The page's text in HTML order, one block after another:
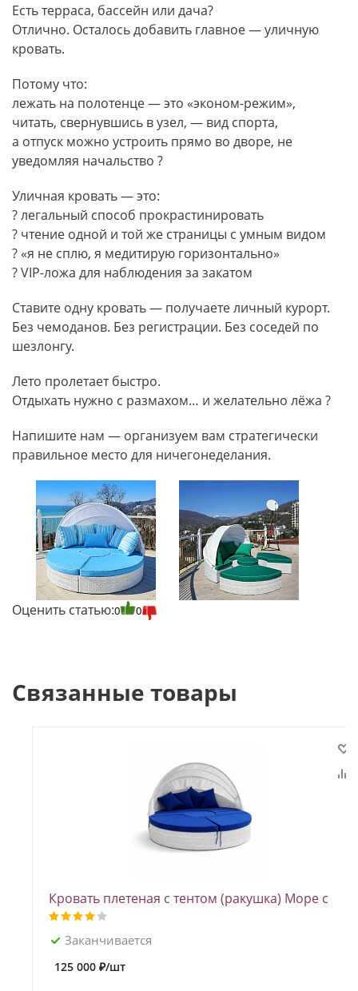
Есть терраса, бассейн или дача?
Отлично. Осталось добавить главное — уличную
кровать.
Потому что:
лежать на полотенце — это «эконом-режим»,
читать, свернувшись в узел, — вид спорта,
а отпуск можно устроить прямо во дворе, не
уведомляя начальство ?
Уличная кровать — это:
? легальный способ прокрастинировать
? чтение одной и той же страницы с умным видом
? «я не сплю, я медитирую горизонтально»
? VIP-ложа для наблюдения за закатом
Ставите одну кровать — получаете личный курорт.
Без чемоданов. Без регистрации. Без соседей по
шезлонгу.
Лето пролетает быстро.
Отдыхать нужно с размахом… и желательно лёжа ?
Напишите нам — организуем вам стратегически
правильное место для ничегонеделания.
Оценить статью:0 0
Связанные товары
Кровать плетеная с тентом (ракушка) Море с
синими подушками из искусственного ротанга
Заканчивается
125 000 ₽/шт